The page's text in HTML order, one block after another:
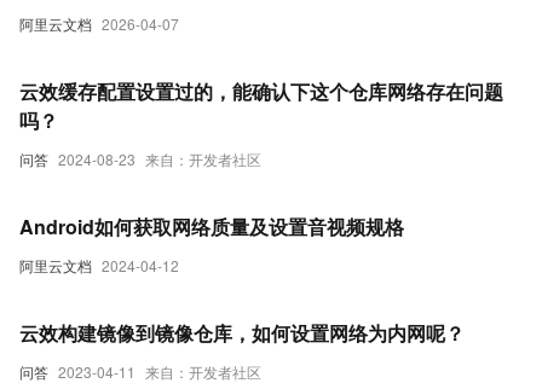
阿里云文档 2026-04-07
问答 2024-08-23 来自：开发者社区
云效缓存配置设置过的，能确认下这个仓库网络存在问题
吗？
阿里云文档 2024-04-12
Android如何获取网络质量及设置音视频规格
问答 2023-04-11 来自：开发者社区
云效构建镜像到镜像仓库，如何设置网络为内网呢？